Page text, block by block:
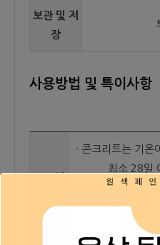
보관 및 저
장
사용방법 및 특이사항
· 콘크리트는 기
최소 28일
· 바탕면의 유분,
타 이물질을 완전히